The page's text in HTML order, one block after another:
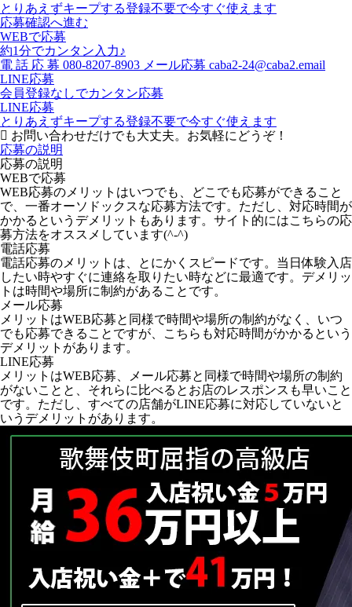
とりあえずキープする登録不要で今すぐ使えます
応募確認へ進む
WEBで応募
約1分でカンタン入力♪
電 話 応 募 080-8207-8903 メール応募 caba2-24@caba2.email
LINE応募
会員登録なしでカンタン応募
LINE応募
とりあえずキープする登録不要で今すぐ使えます
お問い合わせだけでも大丈夫。お気軽にどうぞ！
応募の説明
応募の説明
WEBで応募
WEB応募のメリットはいつでも、どこでも応募ができること
で、一番オーソドックスな応募方法です。ただし、対応時間が
かかるというデメリットもあります。サイト的にはこちらの応
募方法をオススメしています(^-^)
電話応募
電話応募のメリットは、とにかくスピードです。当日体験入店
したい時やすぐに連絡を取りたい時などに最適です。デメリッ
トは時間や場所に制約があることです。
メール応募
メリットはWEB応募と同様で時間や場所の制約がなく、いつ
でも応募できることですが、こちらも対応時間がかかるという
デメリットがあります。
LINE応募
メリットはWEB応募、メール応募と同様で時間や場所の制約
がないことと、それらに比べるとお店のレスポンスも早いこと
です。ただし、すべての店舗がLINE応募に対応していないと
いうデメリットがあります。